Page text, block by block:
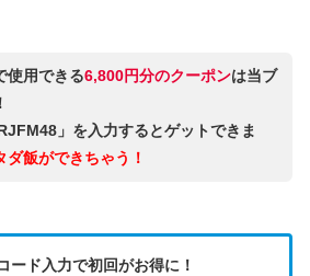
使用できる6,800円分のクーポンは当ブ
」を入力するとゲットできま
ダ飯ができちゃう！
ード入力で初回がお得に！